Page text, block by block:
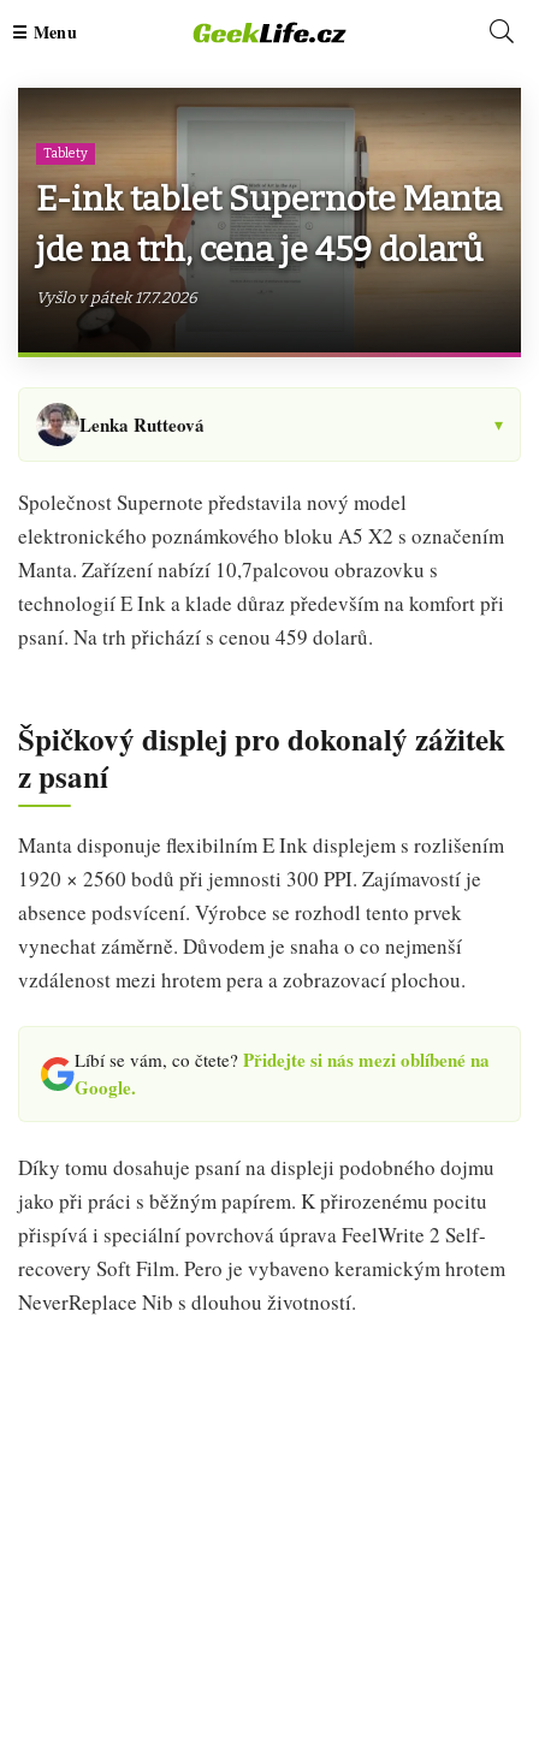
Tablety
E-ink tablet Supernote Manta
jde na trh, cena je 459 dolarů
Vyšlo v pátek 17.7.2026
Lenka Rutteová ▾
Společnost Supernote představila nový model
elektronického poznámkového bloku A5 X2 s označením
Manta. Zařízení nabízí 10,7palcovou obrazovku s
technologií E Ink a klade důraz především na komfort při
psaní. Na trh přichází s cenou 459 dolarů.
Špičkový displej pro dokonalý zážitek
z psaní
Manta disponuje flexibilním E Ink displejem s rozlišením
1920 × 2560 bodů při jemnosti 300 PPI. Zajímavostí je
absence podsvícení. Výrobce se rozhodl tento prvek
vynechat záměrně. Důvodem je snaha o co nejmenší
vzdálenost mezi hrotem pera a zobrazovací plochou.
Líbí se vám, co čtete? Přidejte si nás mezi oblíbené na
Google.
Díky tomu dosahuje psaní na displeji podobného dojmu
jako při práci s běžným papírem. K přirozenému pocitu
přispívá i speciální povrchová úprava FeelWrite 2 Self-
recovery Soft Film. Pero je vybaveno keramickým hrotem
NeverReplace Nib s dlouhou životností.